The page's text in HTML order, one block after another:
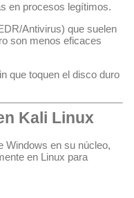
en procesos legítimos.
Antivirus) que suelen
son menos eficaces
que toquen el disco duro
Kali Linux
Windows en su núcleo,
en Linux para